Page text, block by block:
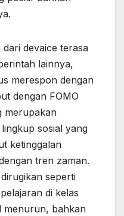
devaice terasa
lainnya,
merespon dengan
dengan FOMO
merupakan
sosial yang
ketinggalan
tren zaman.
seperti
di kelas
menurun, bahkan